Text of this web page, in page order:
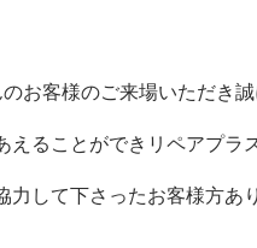
お客様のご来場いただき
えることができリペアプラ
力して下さったお客様方あ